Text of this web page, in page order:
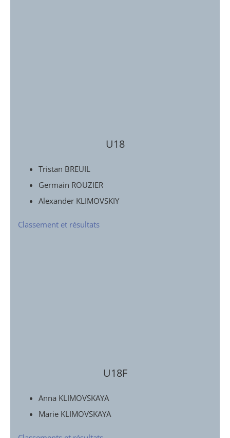
U18
Tristan BREUIL
Germain ROUZIER
Alexander KLIMOVSKIY
Classement et résultats
U18F
Anna KLIMOVSKAYA
Marie KLIMOVSKAYA